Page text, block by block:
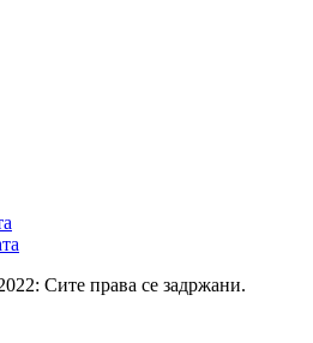
Сите права се задржани.